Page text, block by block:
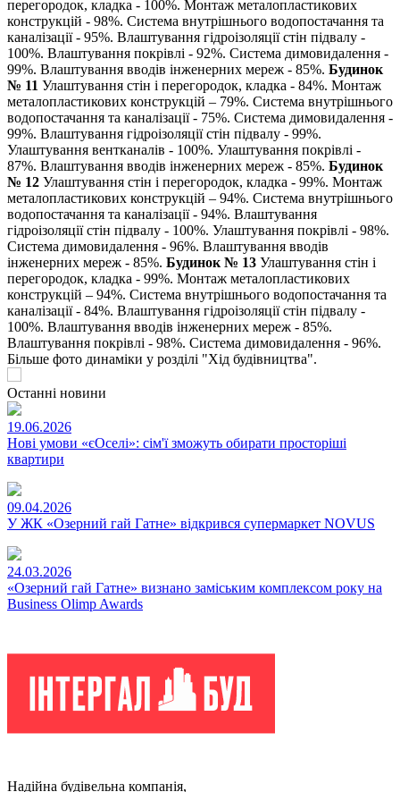
перегородок, кладка - 100%. Монтаж металопластикових
конструкцій - 98%. Система внутрішнього водопостачання та
каналізації - 95%. Влаштування гідроізоляції стін підвалу -
100%. Влаштування покрівлі - 92%. Система димовидалення -
99%. Влаштування вводів інженерних мереж - 85%. Будинок
№ 11 Улаштування стін і перегородок, кладка - 84%. Монтаж
металопластикових конструкцій – 79%. Система внутрішнього
водопостачання та каналізації - 75%. Система димовидалення -
99%. Влаштування гідроізоляції стін підвалу - 99%.
Улаштування вентканалів - 100%. Улаштування покрівлі -
87%. Влаштування вводів інженерних мереж - 85%. Будинок
№ 12 Улаштування стін і перегородок, кладка - 99%. Монтаж
металопластикових конструкцій – 94%. Система внутрішнього
водопостачання та каналізації - 94%. Влаштування
гідроізоляції стін підвалу - 100%. Улаштування покрівлі - 98%.
Система димовидалення - 96%. Влаштування вводів
інженерних мереж - 85%. Будинок № 13 Улаштування стін і
перегородок, кладка - 99%. Монтаж металопластикових
конструкцій – 94%. Система внутрішнього водопостачання та
каналізації - 84%. Влаштування гідроізоляції стін підвалу -
100%. Влаштування вводів інженерних мереж - 85%.
Влаштування покрівлі - 98%. Система димовидалення - 96%.
Більше фото динаміки у розділі "Хід будівництва".
Останні новини
19.06.2026
Нові умови «єОселі»: сім'ї зможуть обирати просторіші
квартири
09.04.2026
У ЖК «Озерний гай Гатне» відкрився супермаркет NOVUS
24.03.2026
«Озерний гай Гатне» визнано заміським комплексом року на
Business Olimp Awards
Надійна будівельна компанія,